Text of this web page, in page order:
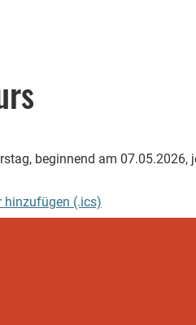
beginnend am 07.05.2026,
hinzufügen (.ics)